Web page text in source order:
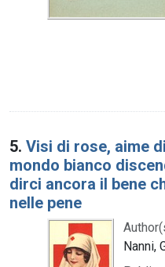
5. Visi di rose, aime
mondo bianco
dirci ancora il bene
nelle pene
Nanni,